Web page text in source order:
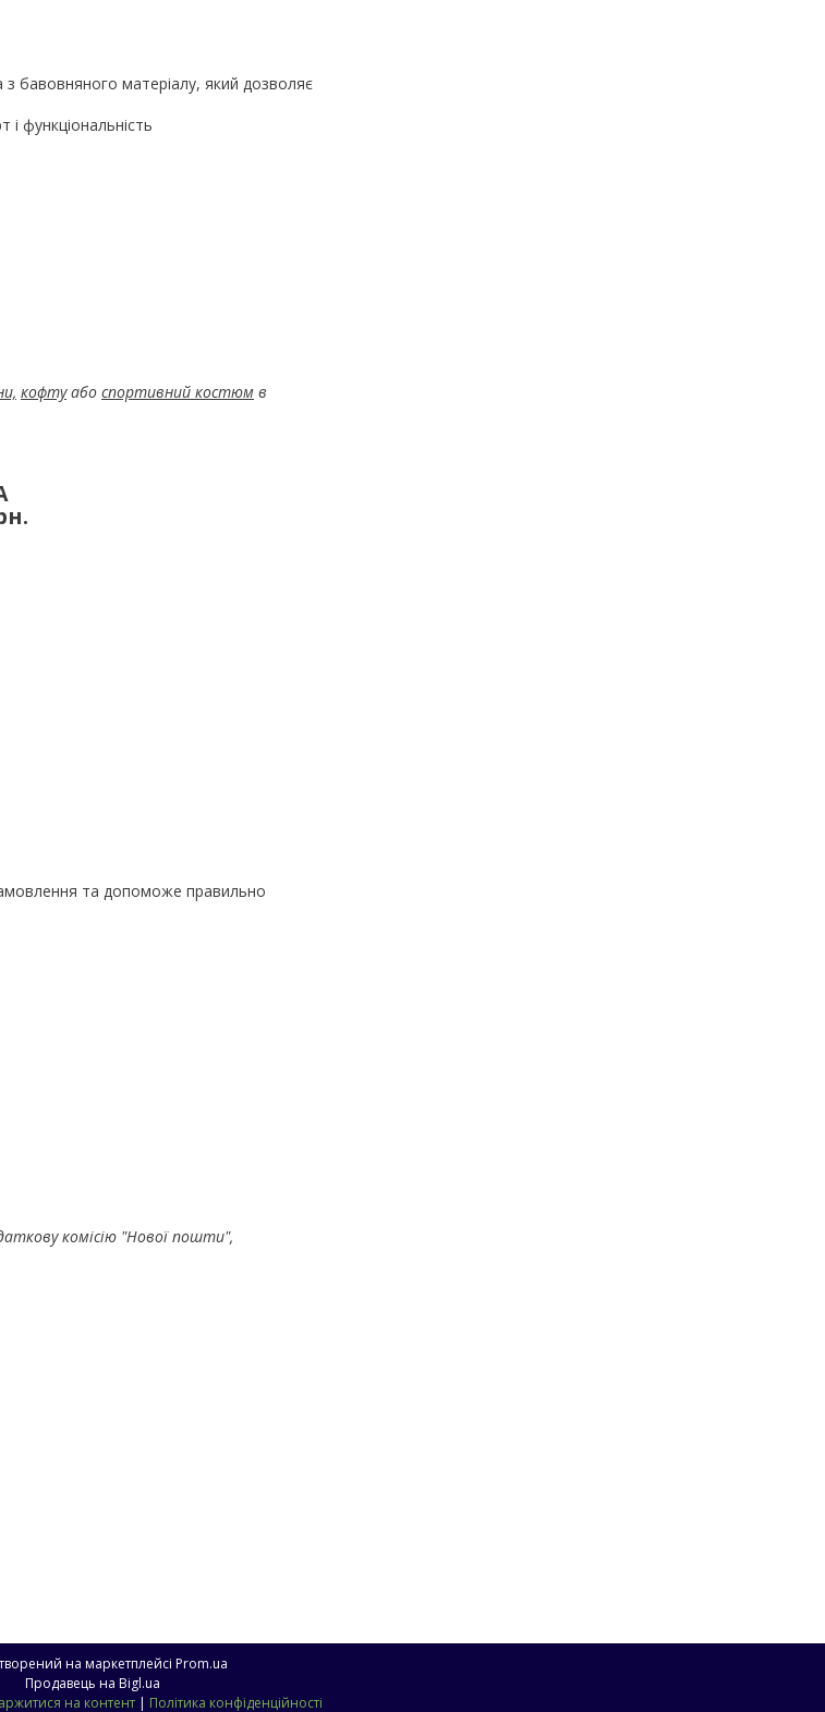
бавовняного матеріалу, який дозволяє
функціональність
кофтуабо спортивний костюм в
та допоможе правильно
комісію "Нової пошти",
на маркетплейсі Prom.ua
Продавець на Bigl.ua
на контент | Політика конфіденційності